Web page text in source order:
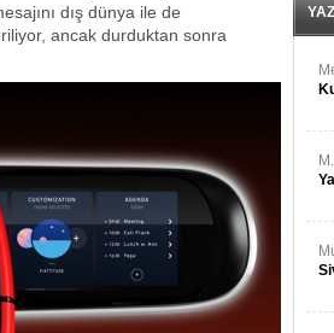
dış dünya ile de
ancak durduktan sonra